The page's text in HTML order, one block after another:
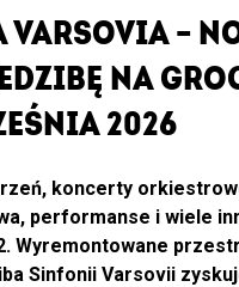
VARSOVIA–
NA
2026
koncerty
performanse i wiele
Wyremontowane
Sinfonii Varsovii